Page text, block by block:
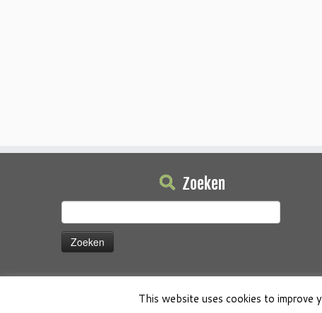
Zoeken
naar:
·©
This website uses cookies to